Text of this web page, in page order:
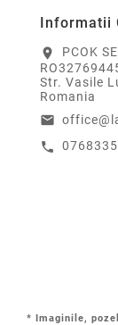
Informatii
location_on
PCOK
Str. Vasile
Romania
email
call
* Imaginile,